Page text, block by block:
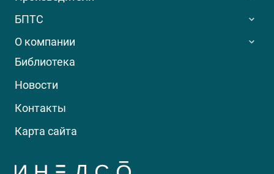
БПТС
О компании
Библиотека
Новости
Контакты
Карта сайта